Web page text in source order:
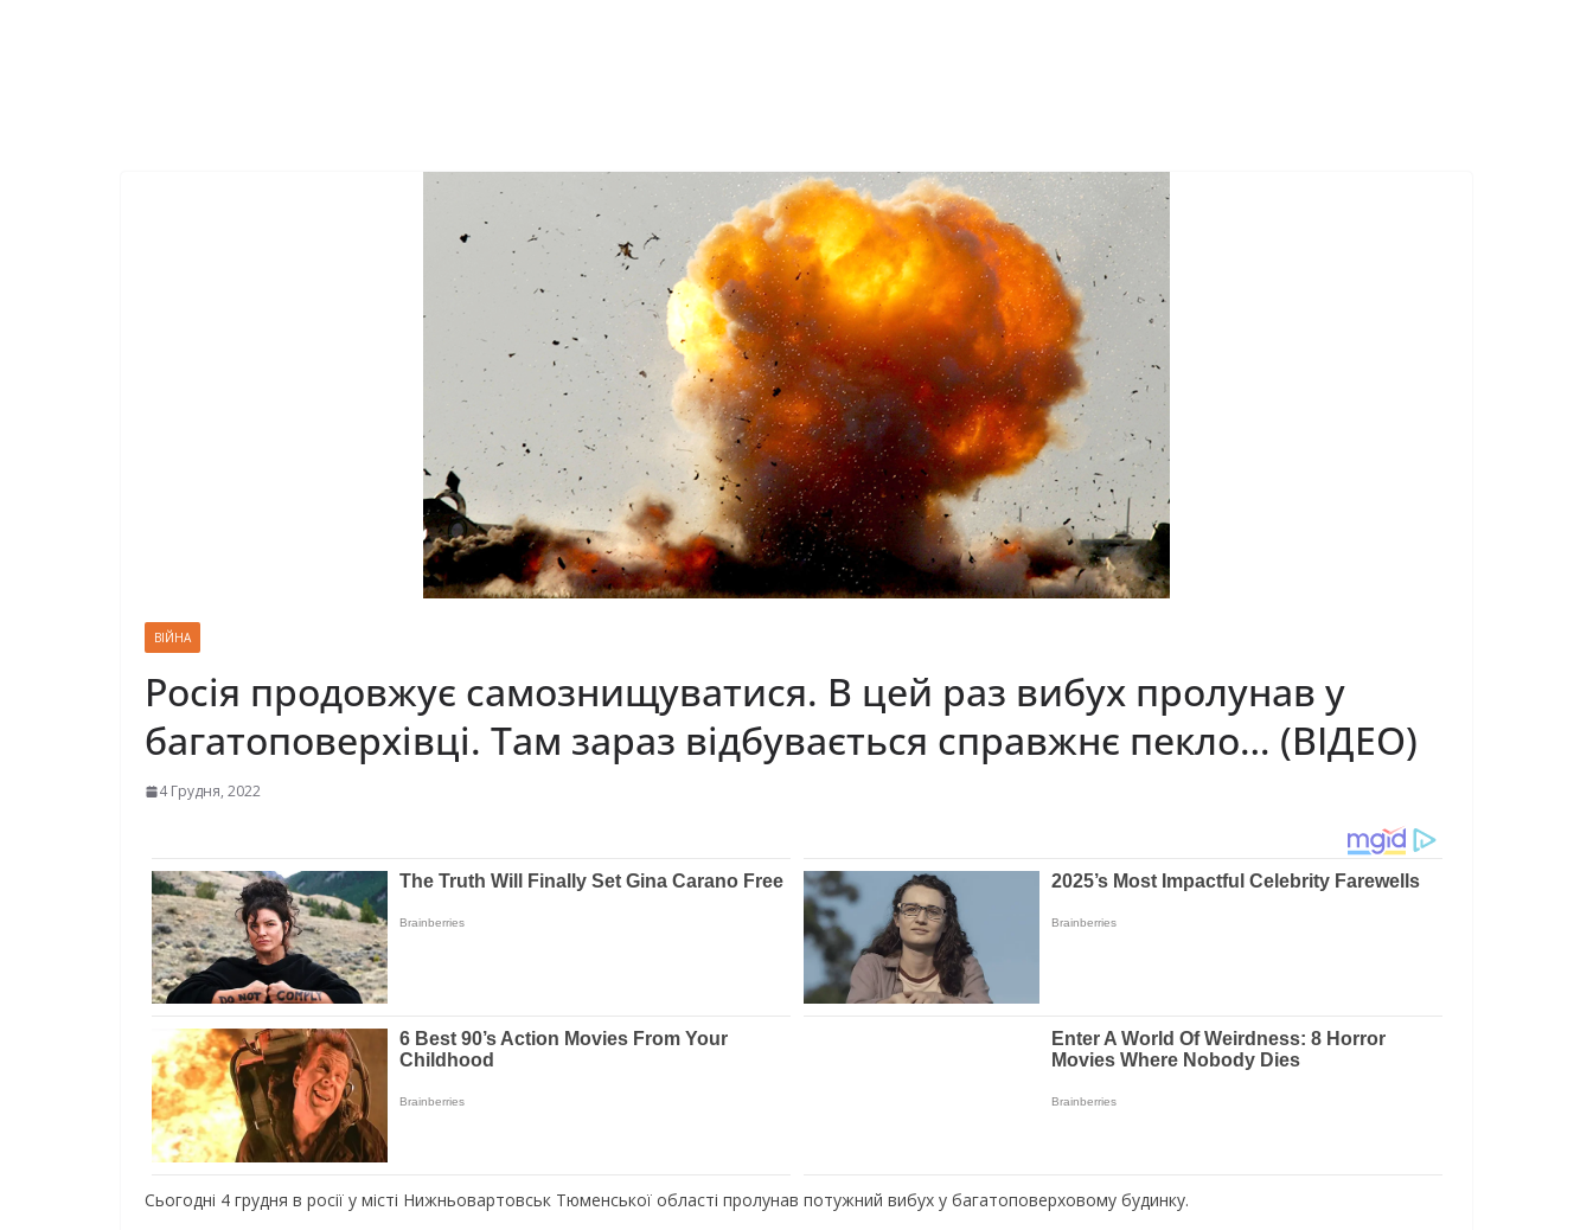
ВІЙНА
Росія продовжує самознищуватися. В цей раз вибух пролунав у
багатоповерхівці. Там зараз відбувається справжнє пекло… (ВІДЕО)
4 Грудня, 2022
Сьогодні 4 грудня в росії у місті Нижньовартовськ Тюменської області пролунав потужний вибух у багатоповерховому будинку.